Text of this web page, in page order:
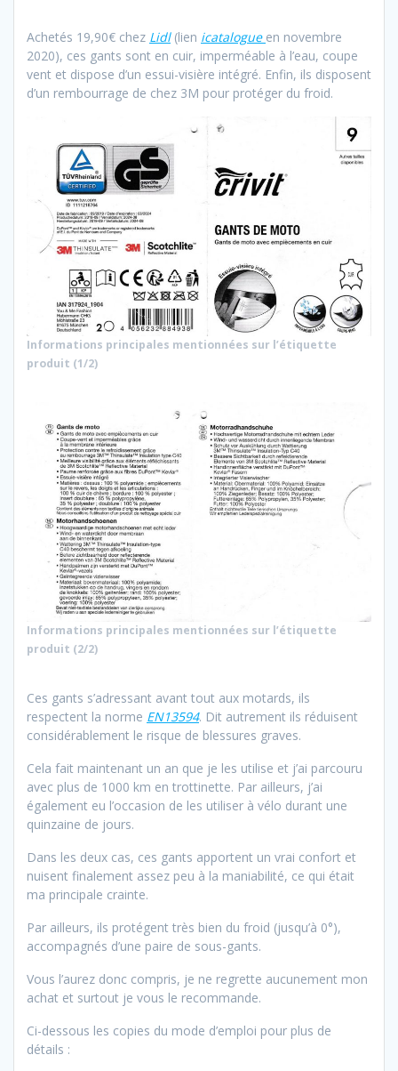
Achetés 19,90€ chez Lidl(lien icatalogue en novembre
2020), ces gants sont en cuir, imperméable à l’eau, coupe
vent et dispose d’un essui-visière intégré. Enfin, ils disposent
d’un rembourrage de chez 3M pour protéger du froid.
Informations principales mentionnées sur l’étiquette
produit (1/2)
Informations principales mentionnées sur l’étiquette
produit (2/2)
Ces gants s’adressant avant tout aux motards, ils
respectent la norme EN13594. Dit autrement ils réduisent
considérablement le risque de blessures graves.
Cela fait maintenant un an que je les utilise et j’ai parcouru
avec plus de 1000 km en trottinette. Par ailleurs, j’ai
également eu l’occasion de les utiliser à vélo durant une
quinzaine de jours.
Dans les deux cas, ces gants apportent un vrai confort et
nuisent finalement assez peu à la maniabilité, ce qui était
ma principale crainte.
Par ailleurs, ils protégent très bien du froid (jusqu’à 0°),
accompagnés d’une paire de sous-gants.
Vous l’aurez donc compris, je ne regrette aucunement mon
achat et surtout je vous le recommande.
Ci-dessous les copies du mode d’emploi pour plus de
détails :